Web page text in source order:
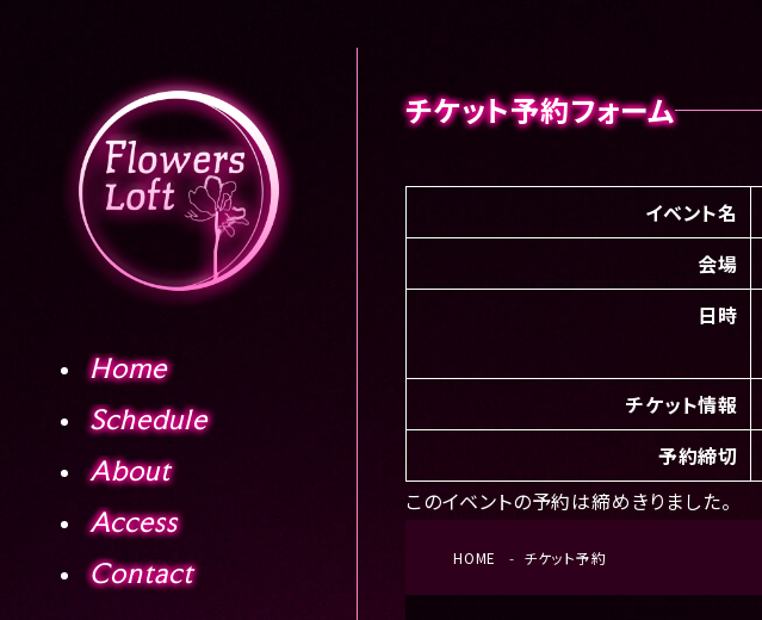
Home
Schedule
About
Access
Contact
チケット予約フォーム
イベント名
会場
日時
チケット情報
予約締切
このイベントの予約は締めきりました。
HOME チケット予約